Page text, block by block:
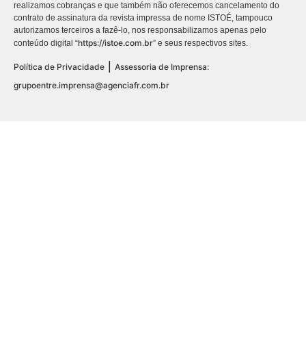
realizamos cobranças e que também não oferecemos cancelamento do
contrato de assinatura da revista impressa de nome ISTOÉ, tampouco
autorizamos terceiros a fazê-lo, nos responsabilizamos apenas pelo
conteúdo digital “https://istoe.com.br” e seus respectivos sites.
Política de Privacidade
Assessoria de Imprensa:
grupoentre.imprensa@agenciafr.com.br